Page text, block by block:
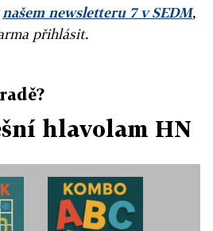
našem newsletteru 7 v SEDM,
přihlásit.
hlavolam HN